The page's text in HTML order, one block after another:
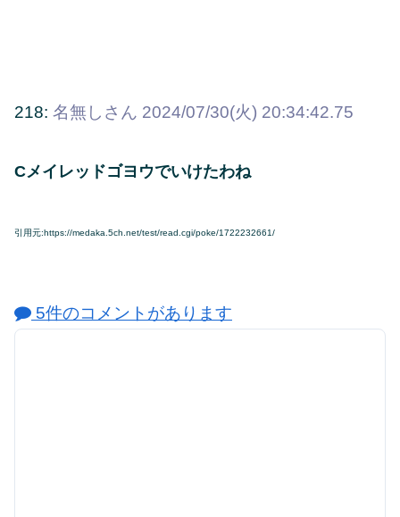
218: 名無しさん 2024/07/30(火) 20:34:42.75
Cメイレッドゴヨウでいけたわね
引用元:https://medaka.5ch.net/test/read.cgi/poke/1722232661/
5件のコメントがあります